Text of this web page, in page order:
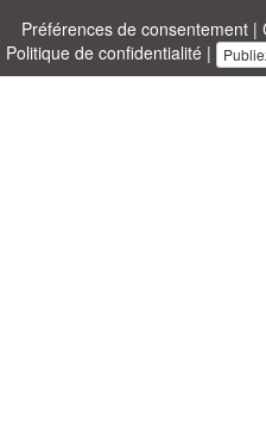
Préférences de consentement|
Politique de confidentialité|
propos